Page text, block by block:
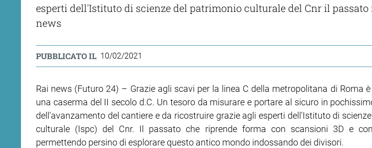
esperti dell'Istituto di scienze del patrimonio culturale del Cnr il
news
PUBBLICATO IL 10/02/2021
Rai news (Futuro 24) – Grazie agli scavi per la linea C della metropolitana di Roma
una caserma del II secolo d.C. Un tesoro da misurare e portare al sicuro in
dell'avanzamento del cantiere e da ricostruire grazie agli esperti dell'Istituto di
culturale (Ispc) del Cnr. Il passato che riprende forma con scansioni 3D e
permettendo persino di esplorare questo antico mondo indossando dei divisori.